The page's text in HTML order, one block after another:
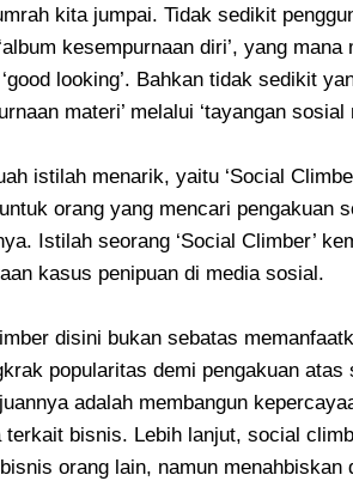
kita jumpai. Tidak sedikit
kesempurnaan diri’, yang
looking’. Bahkan tidak sedikit
materi’ melalui ‘tayangan sosial
istilah menarik, yaitu ‘Social
orang yang mencari pengakuan
Istilah seorang ‘Social Climber’
kasus penipuan di media sosial.
disini bukan sebatas
popularitas demi pengakuan
adalah membangun
terkait bisnis. Lebih lanjut, social
orang lain, namun